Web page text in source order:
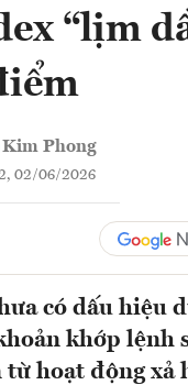
“lịm
Kim Phong
02/06/2026
có dấu hiệu
khớp lệnh
hoạt động xả